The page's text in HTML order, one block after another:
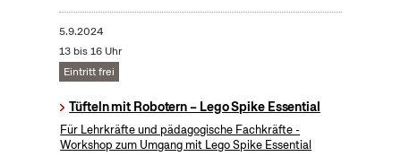
5.9.2024
13 bis 16 Uhr
Eintritt frei
Tüfteln mit Robotern – Lego Spike Essential
Für Lehrkräfte und pädagogische Fachkräfte -
Workshop zum Umgang mit Lego Spike Essential